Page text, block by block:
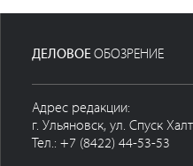
ДЕЛОВОЕ ОБОЗРЕНИЕ
Адрес редакции:
г. Ульяновск, ул. Спуск
Тел.: +7 (8422) 44-53-53